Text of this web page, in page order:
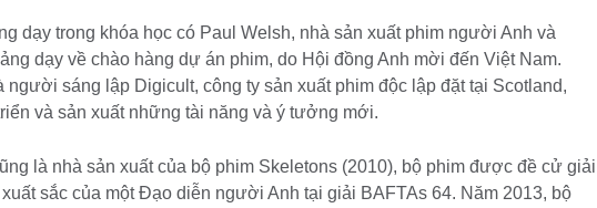
dạy trong khóa học có Paul Welsh, nhà sản xuất phim người Anh và
dạy về chào hàng dự án phim, do Hội đồng Anh mời đến Việt Nam.
người sáng lập Digicult, công ty sản xuất phim độc lập đặt tại Scotland,
và sản xuất những tài năng và ý tưởng mới.
là nhà sản xuất của bộ phim Skeletons (2010), bộ phim được đề cử giải
xuất sắc của một Đạo diễn người Anh tại giải BAFTAs 64. Năm 2013, bộ